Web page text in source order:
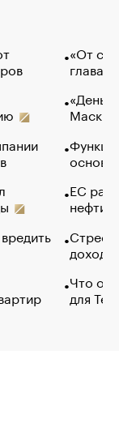
«От
глава
Маск в
основ
ЕС
нефти
Что
для